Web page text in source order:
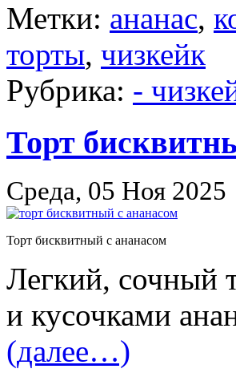
Метки: ананас,
торты, чизкейк
Рубрика: -
Торт
Среда, 05 Ноя 2025
Торт бисквитный с ананасом
Легкий, сочный
и кусочками
(далее…)